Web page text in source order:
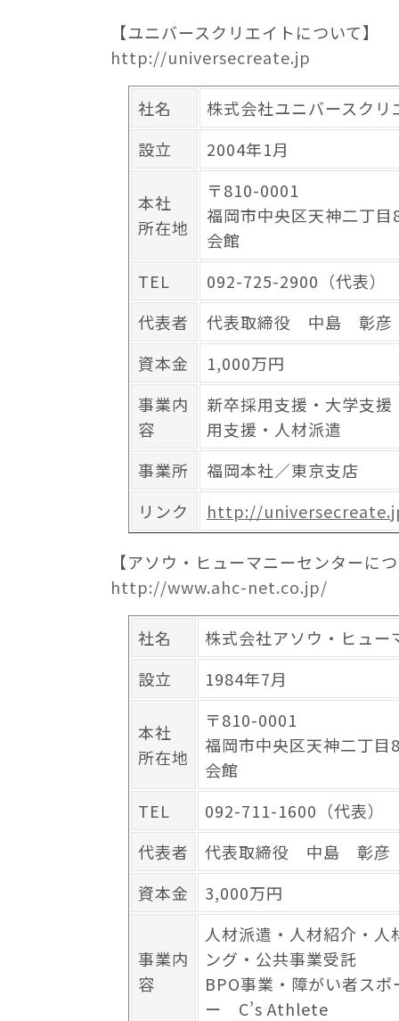
【ユニバースクリエイトについて】
http://universecreate.jp
社名
株式会社ユニバースクリ
設立
2004年1月
本社
所在地
〒810-0001
福岡市中央区天神二丁
会館
TEL
092-725-2900（代表）
代表者
代表取締役 中島 彰彦
資本金
1,000万円
事業内
容
新卒採用支援・大学支
用支援・人材派遣
事業所
福岡本社／東京支店
リンク
http://
【アソウ・ヒューマニーセンター
http://www.ahc-net.co.jp/
社名
株式会社アソウ・ヒュー
設立
1984年7月
本社
所在地
〒810-0001
福岡市中央区天神二丁
会館
TEL
092-711-1600（代表）
代表者
代表取締役 中島 彰彦
資本金
3,000万円
事業内
容
人材派遣・人材紹介・人
ング・公共事業受託
BPO事業・障がい者ス
ー C’s Athlete